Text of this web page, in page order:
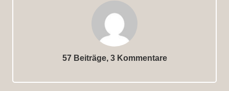
57 Beiträge, 3 Kommentare